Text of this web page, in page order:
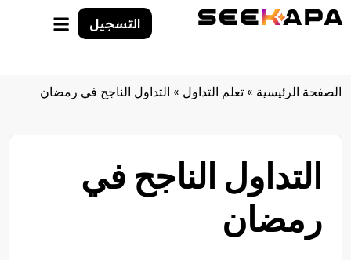
التسجيل
الصفحة الرئيسية » تعلم التداول » التداول الناجح في رمضان
التداول الناجح في
رمضان